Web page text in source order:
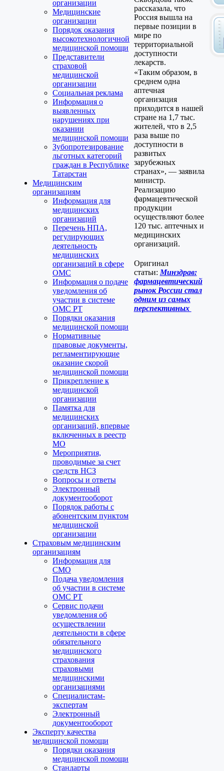
организации
Медицинские
организации
Порядок оказания
высокотехнологичной
медицинской помощи
Представители
страховой
медицинской
организации
Социальная реклама
Информация о
выявленных
нарушениях при
оказании
медицинской помощи
Зубопротезирование
льготных категорий
граждан в Республике
Татарстан
Медицинским
организациям
Информация для
медицинских
организаций
Перечень НПА,
регулирующих
деятельность
медицинских
организаций в сфере
ОМС
Информация о подаче
уведомления об
участии в системе
ОМС РТ
Порядки оказания
медицинской помощи
Нормативные
правовые документы,
регламентирующие
оказание скорой
медицинской помощи
Прикрепление к
медицинской
организации
Памятка для
медицинских
организаций, впервые
включенных в реестр
МО
Мероприятия,
проводимые за счет
средств НСЗ
Вопросы и ответы
Электронный
документооборот
Порядок работы с
абонентским пунктом
медицинской
организации
Страховым медицинским
организациям
Информация для
СМО
Подача уведомления
об участии в системе
ОМС РТ
Сервис подачи
уведомления об
осуществлении
деятельности в сфере
обязательного
медицинского
страхования
страховыми
медицинскими
организациями
Специалистам-
экспертам
Электронный
документооборот
Эксперту качества
медицинской помощи
Порядки оказания
медицинской помощи
Стандарты
рассказала, что
Россия вышла на
первые позиции в
мире по
территориальной
доступности
лекарств.
«Таким образом, в
среднем одна
аптечная
организация
приходится в нашей
стране на 1,7 тыс.
жителей, что в 2,5
раза выше по
доступности в
развитых
зарубежных
странах», — заявила
министр.
Реализацию
фармацевтической
продукции
осуществляют более
120 тыс. аптечных и
медицинских
организаций.
Оригинал
статьи: Минздрав:
фармацевтический
рынок России стал
одним из самых
перспективных